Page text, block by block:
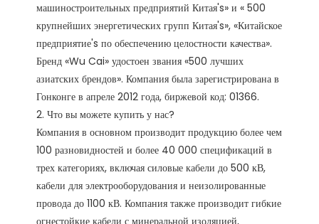
машиностроительных предприятий Китая's» и « 500
крупнейших энергетических групп Китая's», «Китайское
предприятие's по обеспечению целостности качества».
Бренд «Wu Cai» удостоен звания «500 лучших
азиатских брендов». Компания была зарегистрирована в
Гонконге в апреле 2012 года, биржевой код: 01366.
2. Что вы можете купить у нас?
Компания в основном производит продукцию более чем
100 разновидностей и более 40 000 спецификаций в
трех категориях, включая силовые кабели до 500 кВ,
кабели для электрооборудования и неизолированные
провода до 1100 кВ. Компания также производит гибкие